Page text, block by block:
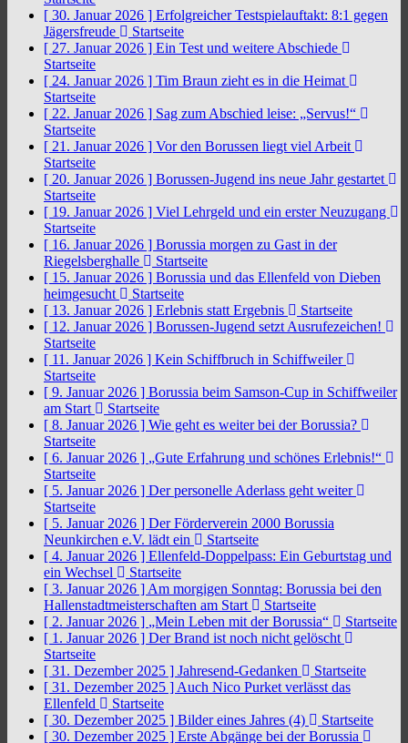
[ 30. Januar 2026 ] Erfolgreicher Testspielauftakt: 8:1 gegen
Jägersfreude
Startseite
[ 27. Januar 2026 ] Ein Test und weitere Abschiede
Startseite
[ 24. Januar 2026 ] Tim Braun zieht es in die Heimat
Startseite
[ 22. Januar 2026 ] Sag zum Abschied leise: „Servus!“
Startseite
[ 21. Januar 2026 ] Vor den Borussen liegt viel Arbeit
Startseite
[ 20. Januar 2026 ] Borussen-Jugend ins neue Jahr gestartet
Startseite
[ 19. Januar 2026 ] Viel Lehrgeld und ein erster Neuzugang
Startseite
[ 16. Januar 2026 ] Borussia morgen zu Gast in der
Riegelsberghalle
Startseite
[ 15. Januar 2026 ] Borussia und das Ellenfeld von Dieben
heimgesucht
Startseite
[ 13. Januar 2026 ] Erlebnis statt Ergebnis
Startseite
[ 12. Januar 2026 ] Borussen-Jugend setzt Ausrufezeichen!
Startseite
[ 11. Januar 2026 ] Kein Schiffbruch in Schiffweiler
Startseite
[ 9. Januar 2026 ] Borussia beim Samson-Cup in Schiffweiler
am Start
Startseite
[ 8. Januar 2026 ] Wie geht es weiter bei der Borussia?
Startseite
[ 6. Januar 2026 ] „Gute Erfahrung und schönes Erlebnis!“
Startseite
[ 5. Januar 2026 ] Der personelle Aderlass geht weiter
Startseite
[ 5. Januar 2026 ] Der Förderverein 2000 Borussia
Neunkirchen e.V. lädt ein
Startseite
[ 4. Januar 2026 ] Ellenfeld-Doppelpass: Ein Geburtstag und
ein Wechsel
Startseite
[ 3. Januar 2026 ] Am morgigen Sonntag: Borussia bei den
Hallenstadtmeisterschaften am Start
Startseite
[ 2. Januar 2026 ] „Mein Leben mit der Borussia“
Startseite
[ 1. Januar 2026 ] Der Brand ist noch nicht gelöscht
Startseite
[ 31. Dezember 2025 ] Jahresend-Gedanken
Startseite
[ 31. Dezember 2025 ] Auch Nico Purket verlässt das
Ellenfeld
Startseite
[ 30. Dezember 2025 ] Bilder eines Jahres (4)
Startseite
[ 30. Dezember 2025 ] Erste Abgänge bei der Borussia